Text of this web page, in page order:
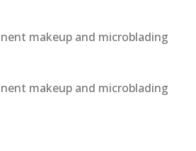
makeup and microblading
makeup and microblading